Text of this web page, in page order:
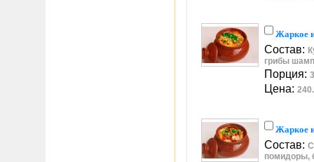
Жаркое
Состав:
грибы
Порция:
Цена:
Жаркое
Состав:
помидоры,